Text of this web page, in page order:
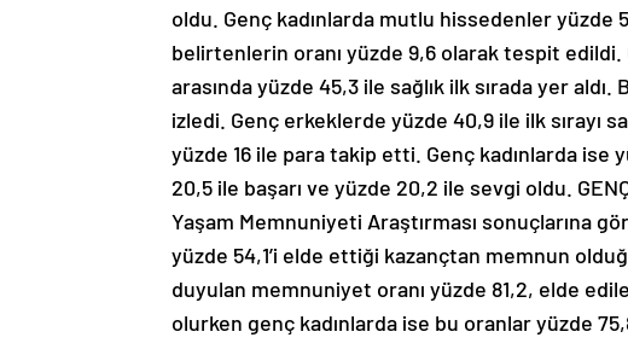
oldu. Genç kadınlarda mutlu hissedenler
belirtenlerin oranı yüzde 9,6 olarak tespit
arasında yüzde 45,3 ile sağlık ilk sırada yer
izledi. Genç erkeklerde yüzde 40,9 ile ilk sırayı
yüzde 16 ile para takip etti. Genç kadınlarda ise
20,5 ile başarı ve yüzde 20,2 ile sevgi oldu.
Yaşam Memnuniyeti Araştırması sonuçlarına
yüzde 54,1’i elde ettiği kazançtan memnun
duyulan memnuniyet oranı yüzde 81,2, elde
olurken genç kadınlarda ise bu oranlar yüzde